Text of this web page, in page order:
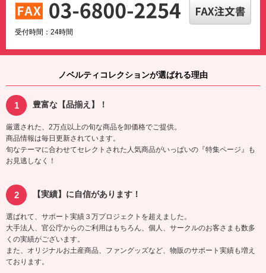
受付時間：24時間
ノベルティコレクションが選ばれる理由
豊富な【品揃え】！
厳選された、2万点以上の旬な商品を卸価格でご提供。
商品情報は毎日更新されています。
旬なテーマに合わせてセレクトされた人気商品がいっぱいの『特集ページ』も
お見逃しなく！
【実績】に自信があります！
選ばれて、サポート実績３万プロジェクトを超えました。
大手法人、官公庁からのご利用はもちろん、個人、サークルのお客さまも数多
くの実績がございます。
また、オリジナルお土産商品、ファングッズなど、物販のサポート実績も増え
ております。